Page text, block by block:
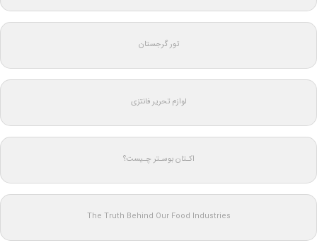
تور گرجستان
لوازم تحریر فانتزی
اکـتان بوسـتر چـیست؟
The Truth Behind Our Food Industries